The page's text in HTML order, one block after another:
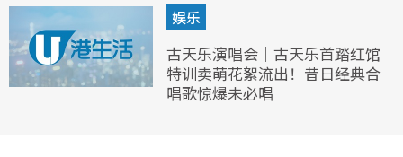
娱乐
古天乐演唱会｜古天乐首踏红馆
特训卖萌花絮流出！昔日经典合
唱歌惊爆未必唱